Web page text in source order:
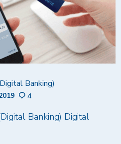
Banking)
4
Banking) Digital